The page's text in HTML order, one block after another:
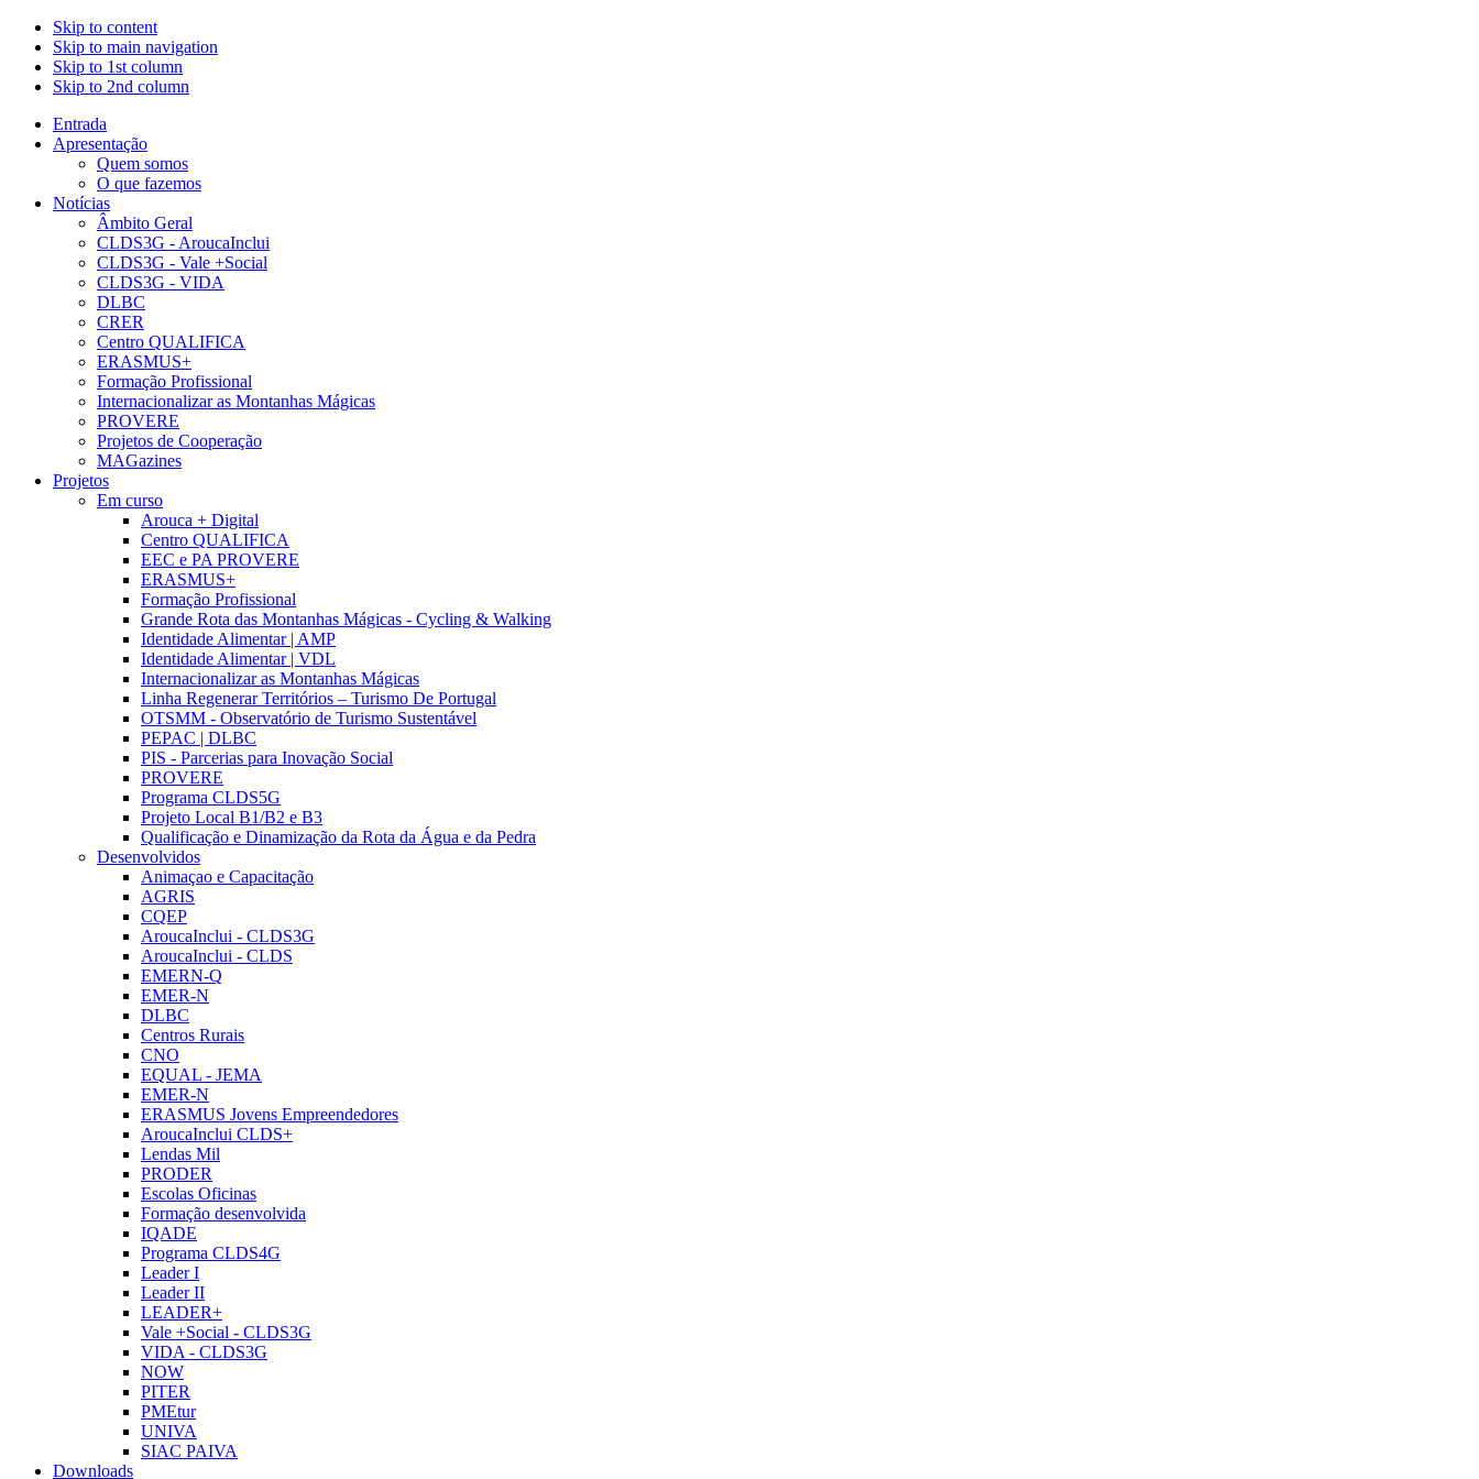
Skip to content
Skip to main navigation
Skip to 1st column
Skip to 2nd column
Entrada
Apresentação
Quem somos
O que fazemos
Notícias
Âmbito Geral
CLDS3G - AroucaInclui
CLDS3G - Vale +Social
CLDS3G - VIDA
DLBC
CRER
Centro QUALIFICA
ERASMUS+
Formação Profissional
Internacionalizar as Montanhas Mágicas
PROVERE
Projetos de Cooperação
MAGazines
Projetos
Em curso
Arouca + Digital
Centro QUALIFICA
EEC e PA PROVERE
ERASMUS+
Formação Profissional
Grande Rota das Montanhas Mágicas - Cycling & Walking
Identidade Alimentar | AMP
Identidade Alimentar | VDL
Internacionalizar as Montanhas Mágicas
Linha Regenerar Territórios – Turismo De Portugal
OTSMM - Observatório de Turismo Sustentável
PEPAC | DLBC
PIS - Parcerias para Inovação Social
PROVERE
Programa CLDS5G
Projeto Local B1/B2 e B3
Qualificação e Dinamização da Rota da Água e da Pedra
Desenvolvidos
Animaçao e Capacitação
AGRIS
CQEP
AroucaInclui - CLDS3G
AroucaInclui - CLDS
EMERN-Q
EMER-N
DLBC
Centros Rurais
CNO
EQUAL - JEMA
EMER-N
ERASMUS Jovens Empreendedores
AroucaInclui CLDS+
Lendas Mil
PRODER
Escolas Oficinas
Formação desenvolvida
IQADE
Programa CLDS4G
Leader I
Leader II
LEADER+
Vale +Social - CLDS3G
VIDA - CLDS3G
NOW
PITER
PMEtur
UNIVA
SIAC PAIVA
Downloads